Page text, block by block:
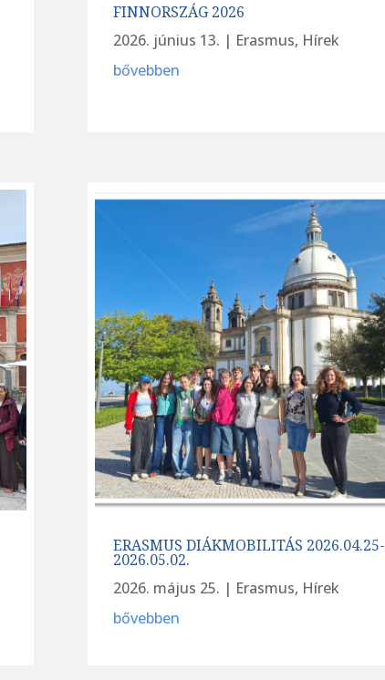
FINNORSZÁG 2026
2026. június 13. | Erasmus, Hírek
bővebben
ERASMUS DIÁKMOBILITÁS 2026.04.25-
2026.05.02.
2026. május 25. | Erasmus, Hírek
bővebben